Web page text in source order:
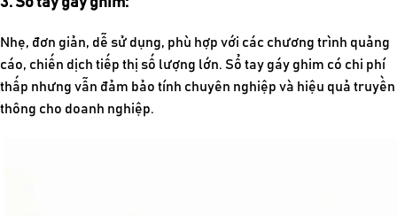
Nhẹ, đơn giản, dễ sử dụng, phù hợp với các chương trình quảng
cáo, chiến dịch tiếp thị số lượng lớn. Sổ tay gáy ghim có chi phí
thấp nhưng vẫn đảm bảo tính chuyên nghiệp và hiệu quả truyền
thông cho doanh nghiệp.